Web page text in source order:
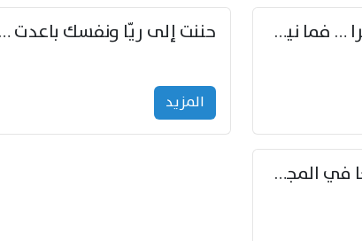
فصبرا في مجال الموت صبرا … فما نيل الخلود بمستطاع
المزید
إنّ أباها وأبا أباها … قد بلغا في المجد غايتاها